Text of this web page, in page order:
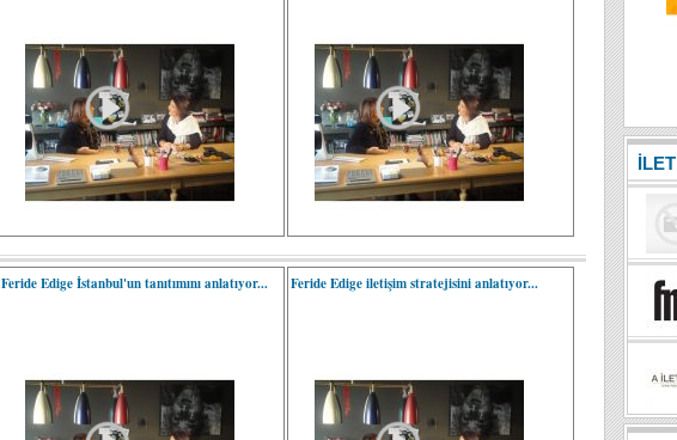
Feride Edige İstanbul'un tanıtımını anlatıyor... Feride Edige iletişim stratejisini anlatıyor...